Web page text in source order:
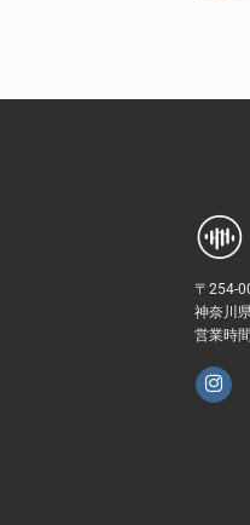
〒254-
神奈川
営業時